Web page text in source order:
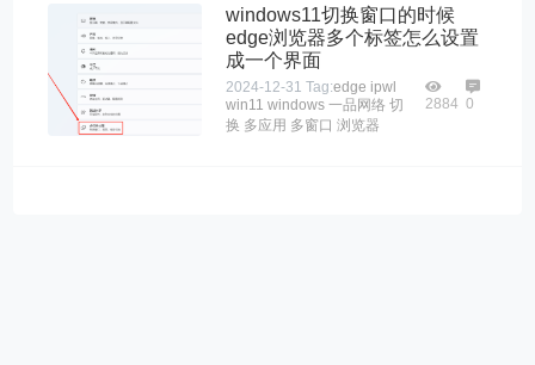
windows11切换窗口的时候
edge浏览器多个标签怎么设置
成一个界面
2024-12-31 Tag:edge ipwl
win11 windows 一品网络 切
换 多应用 多窗口 浏览器
2884 0